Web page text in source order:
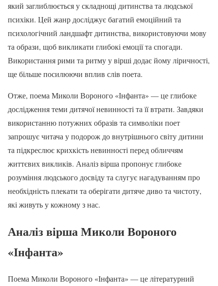
який заглиблюється у складнощі дитинства та людської
психіки. Цей жанр досліджує багатий емоційний та
психологічний ландшафт дитинства, використовуючи мову
та образи, щоб викликати глибокі емоції та спогади.
Використання рими та ритму у вірші додає йому ліричності,
ще більше посилюючи вплив слів поета.
Отже, поема Миколи Вороного «Інфанта» — це глибоке
дослідження теми дитячої невинності та її втрати. Завдяки
використанню потужних образів та символіки поет
запрошує читача у подорож до внутрішнього світу дитини
та підкреслює крихкість невинності перед обличчям
життєвих викликів. Аналіз вірша пропонує глибоке
розуміння людського досвіду та слугує нагадуванням про
необхідність плекати та оберігати дитяче диво та чистоту,
які живуть у кожному з нас.
Аналіз вірша Миколи Вороного
«Інфанта»
Поема Миколи Вороного «Інфанта» — це літературний